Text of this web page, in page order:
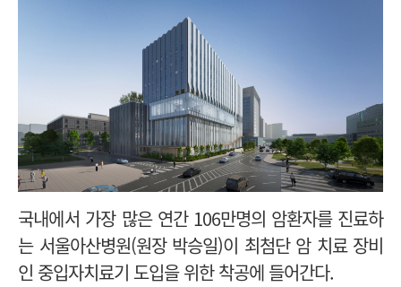
국내에서 가장 많은 연간 106만명의 암환자를 진료하
는 서울아산병원(원장 박승일)이 최첨단 암 치료 장비
인 중입자치료기 도입을 위한 착공에 들어간다.